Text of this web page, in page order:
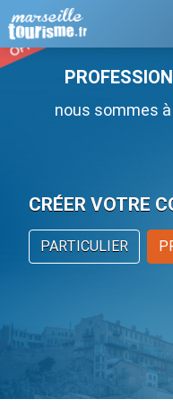
nous sommes
CRÉER VOTRE
PARTICULIER